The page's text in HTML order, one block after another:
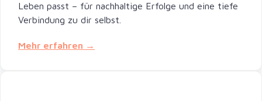
Leben passt – für nachhaltige Erfolge und eine tiefe
Verbindung zu dir selbst.
Mehr erfahren →